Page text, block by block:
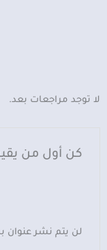
لا توجد مراجعات بعد.
كن أول من يقيم
لن يتم نشر عنوان